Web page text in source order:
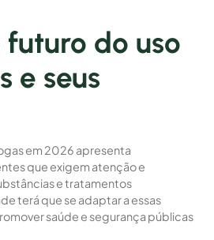
futuro do uso
e seus
em 2026 apresenta
que exigem atenção e
e tratamentos
terá que se adaptar a essas
saúde e segurança públicas